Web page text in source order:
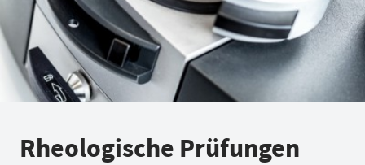
Rheologische Prüfungen